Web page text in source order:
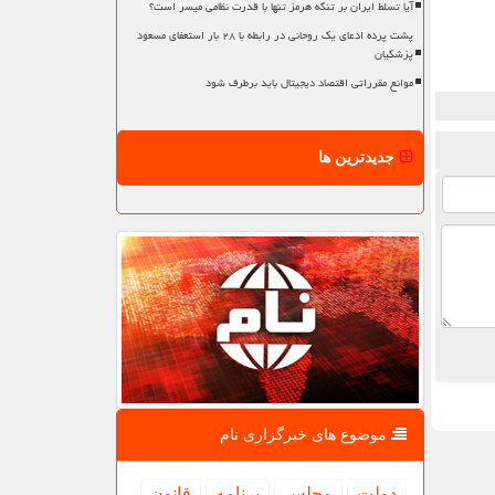
آیا تسلط ایران بر تنگه هرمز تنها با قدرت نظامی میسر است؟
پشت پرده ادعای یک روحانی در رابطه با ۲۸ بار استعفای مسعود
پزشکیان
موانع مقرراتی اقتصاد دیجیتال باید برطرف شود
جدیدترین ها
موضوع های خبرگزاری نام